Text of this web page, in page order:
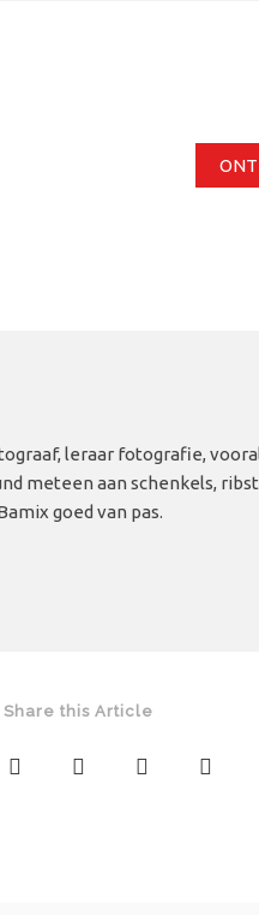
leraar fotografie,
meteen aan schenkels,
goed van pas.
Share this Article